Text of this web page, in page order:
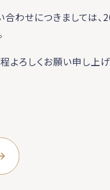
わせにつきましては、
ろしくお願い申し上げ